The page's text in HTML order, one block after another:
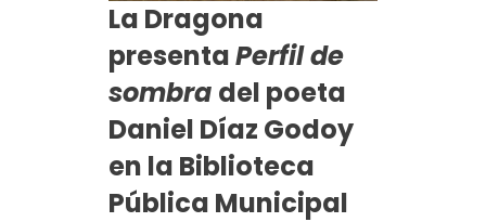
La Dragona
presentaPerfil de
sombra del poeta
Daniel Díaz Godoy
en la Biblioteca
Pública Municipal